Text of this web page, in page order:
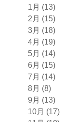
1月 (13)
2月 (15)
3月 (18)
4月 (19)
5月 (14)
6月 (15)
7月 (14)
8月 (8)
9月 (13)
10月 (17)